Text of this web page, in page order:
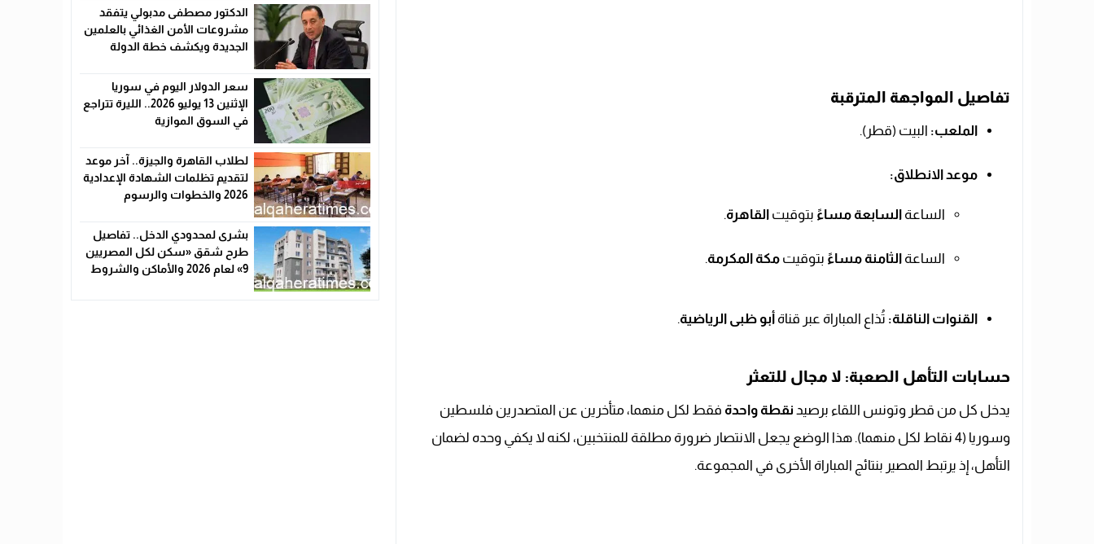
تفاصيل المواجهة المترقبة
الملعب: البيت (قطر).
موعد الانطلاق:
الساعة السابعة مساءً بتوقيت القاهرة.
الساعة الثامنة مساءً بتوقيت مكة المكرمة.
القنوات الناقلة: تُذاع المباراة عبر قناة أبو ظبى الرياضية.
حسابات التأهل الصعبة: لا مجال للتعثر
يدخل كل من قطر وتونس اللقاء برصيد نقطة واحدة فقط لكل منهما، متأخرين عن المتصدرين فلسطين
وسوريا (4 نقاط لكل منهما). هذا الوضع يجعل الانتصار ضرورة مطلقة للمنتخبين، لكنه لا يكفي وحده لضمان
التأهل، إذ يرتبط المصير بنتائج المباراة الأخرى في المجموعة.
الدكتور مصطفى مدبولي يتفقد
مشروعات الأمن الغذائي بالعلمين
الجديدة ويكشف خطة الدولة
سعر الدولار اليوم في سوريا
الإثنين 13 يوليو 2026.. الليرة تتراجع
في السوق الموازية
لطلاب القاهرة والجيزة.. آخر موعد
لتقديم تظلمات الشهادة الإعدادية
2026 والخطوات والرسوم
بشرى لمحدودي الدخل.. تفاصيل
طرح شقق «سكن لكل المصريين
9» لعام 2026 والأماكن والشروط